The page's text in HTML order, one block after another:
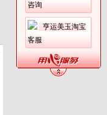
咨询
亨运美玉淘宝
客服